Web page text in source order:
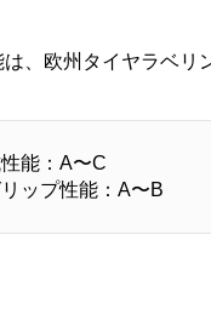
、欧州タイヤラベリ
能：A〜C
ップ性能：A〜B